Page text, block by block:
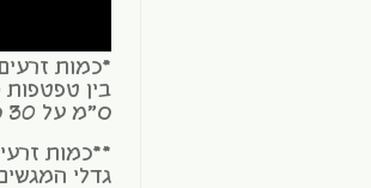
ס"מ על 30 ס"מ בגינה ללא תשתית טפטפות.
**כמות
גדלי